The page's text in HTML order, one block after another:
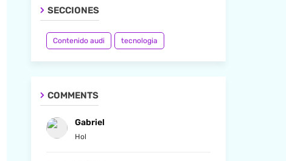
SECCIONES
Contenido audi tecnologia
COMMENTS
Gabriel
Hol